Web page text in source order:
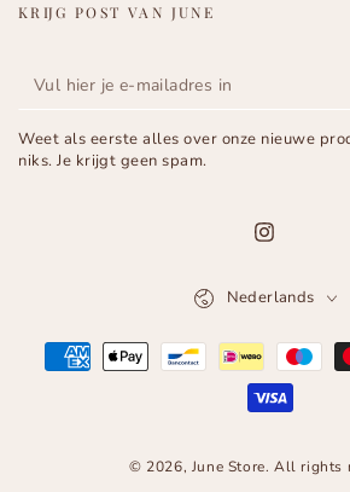
KRIJG POST VAN JUNE
Vul
je
Weet als eerste alles over onze nieuwe
niks. Je krijgt geen spam.
Instagram
© 2026, June Store. All rights
Nederlands
Betaalmethoden